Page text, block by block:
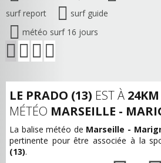
surf report
surf guide
météo surf 16 jours
LE PRADO (13) EST À 24KM
MÉTÉO MARSEILLE -
La balise météo de Marseille -
pertinente pour être associée à la
(13).